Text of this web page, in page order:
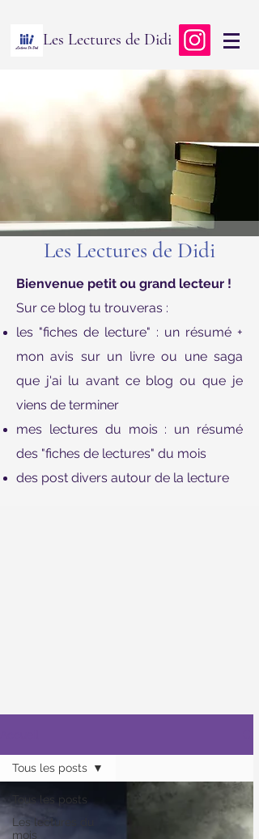
Les Lectures de Didi
Les Lectures de Didi
Bienvenue petit ou grand lecteur !
Sur ce blog tu trouveras :
les "fiches de lecture" : un résumé +
mon avis sur un livre ou une saga
que j'ai lu avant ce blog ou que je
viens de terminer
mes lectures du mois : un résumé
des "fiches de lectures" du mois
des post divers autour de la lecture
Tous les posts
Les lectures du
mois
Tous les posts